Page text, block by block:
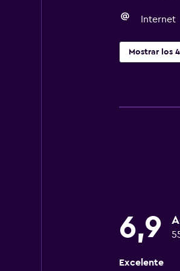
Internet
Mostrar los
6,9
Excelente